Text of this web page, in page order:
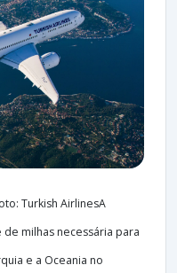
Turkish AirlinesA
milhas necessária para
e a Oceania no